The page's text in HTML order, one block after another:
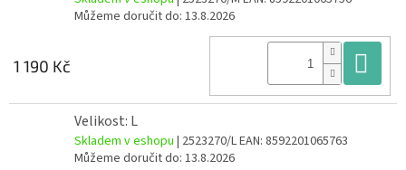
Můžeme doručit do: 13.8.2026
1 190 Kč
Velikost: L
Skladem v eshopu | 2523270/LEAN: 8592201065763
Můžeme doručit do: 13.8.2026